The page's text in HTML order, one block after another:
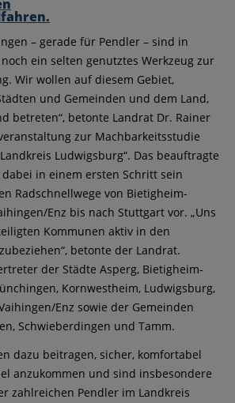
– gerade für Pendler – sind in
ein selten genutztes Werkzeug zur
Wir wollen auf diesem Gebiet,
und Gemeinden und dem Land,
betreten“, betonte Landrat Dr. Rainer
zur Machbarkeitsstudie
Ludwigsburg“. Das beauftragte
in einem ersten Schritt sein
Radschnellwege von Bietigheim-
Enz bis nach Stuttgart vor. „Uns
Kommunen aktiv in den
betonte der Landrat.
der Städte Asperg, Bietigheim-
Kornwestheim, Ludwigsburg,
Enz sowie der Gemeinden
Schwieberdingen und Tamm.
dazu beitragen, sicher, komfortabel
anzukommen und sind insbesondere
zahlreichen Pendler im Landkreis